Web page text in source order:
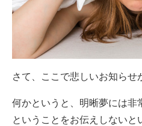
さて、ここで悲しいお知らせ
何かというと、明晰夢には非
ということをお伝えしないと